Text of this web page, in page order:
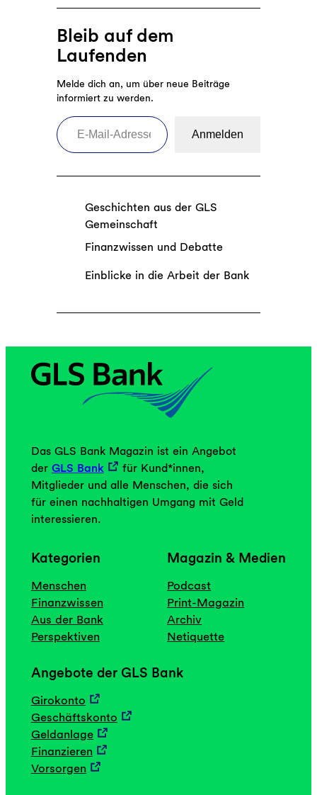
Bleib auf dem
Laufenden
Melde dich an, um über neue Beiträge
informiert zu werden.
E-Mail-Adresse eingeben
Anmelden
Geschichten aus der GLS
Gemeinschaft
Finanzwissen und Debatte
Einblicke in die Arbeit der Bank
Das GLS Bank Magazin ist ein Angebot
der GLS Bank
für Kund*innen,
Mitglieder und alle Menschen, die sich
für einen nachhaltigen Umgang mit Geld
interessieren.
Kategorien
Menschen
Finanzwissen
Aus der Bank
Perspektiven
Magazin & Medien
Podcast
Print-Magazin
Archiv
Netiquette
Angebote der GLS Bank
Girokonto
Geschäftskonto
Geldanlage
Finanzieren
Vorsorgen